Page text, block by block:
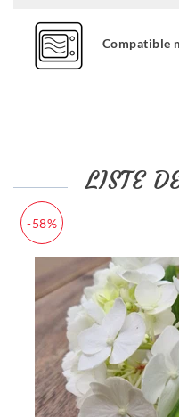
Compatible
LISTE
-58%